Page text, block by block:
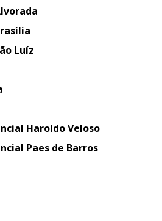
Luíz
Haroldo Veloso
Paes de Barros